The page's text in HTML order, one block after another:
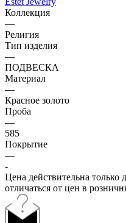
Коллекция
—
Религия
Тип изделия
—
ПОДВЕСКА
Материал
—
Красное золото
Проба
—
585
Покрытие
—
-
Цена действительна только
отличаться от цен в